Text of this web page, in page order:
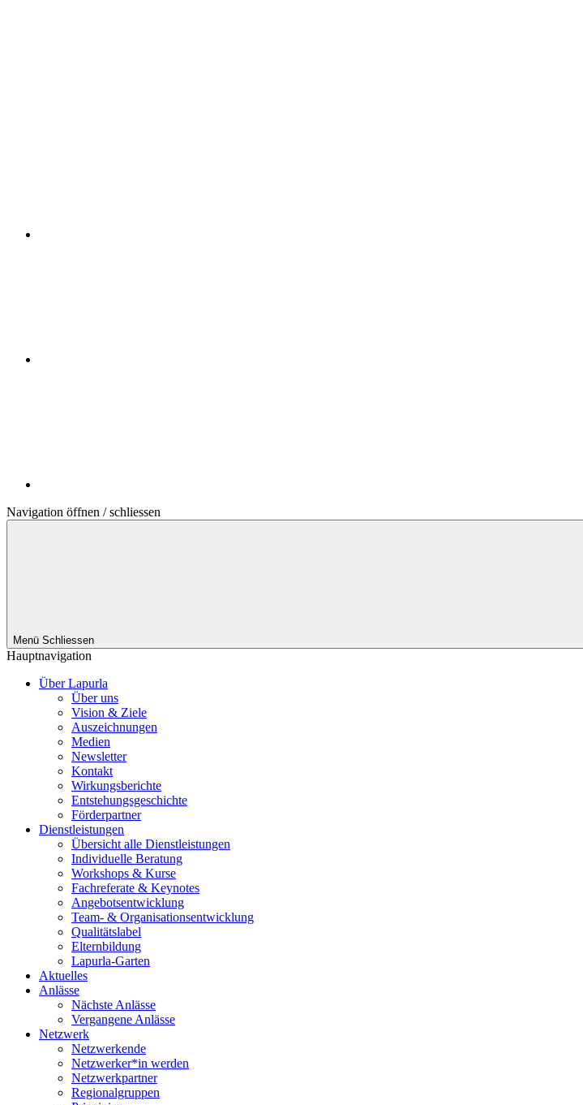
Navigation öffnen / schliessen
Menü Schliessen
Hauptnavigation
Über Lapurla
Über uns
Vision & Ziele
Auszeichnungen
Medien
Newsletter
Kontakt
Wirkungsberichte
Entstehungsgeschichte
Förderpartner
Dienstleistungen
Übersicht alle Dienstleistungen
Individuelle Beratung
Workshops & Kurse
Fachreferate & Keynotes
Angebotsentwicklung
Team- & Organisationsentwicklung
Qualitätslabel
Elternbildung
Lapurla-Garten
Aktuelles
Anlässe
Nächste Anlässe
Vergangene Anlässe
Netzwerk
Netzwerkende
Netzwerker*in werden
Netzwerkpartner
Regionalgruppen